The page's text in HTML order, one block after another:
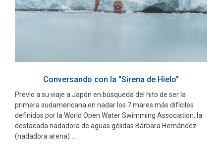
Conversando con la “Sirena de Hielo”
Previo a su viaje a Japón en búsqueda del hito de ser la
primera sudamericana en nadar los 7 mares más difíciles
definidos por la World Open Water Swimming Association, la
destacada nadadora de aguas gélidas Bárbara Hernández
(nadadora arena) ...